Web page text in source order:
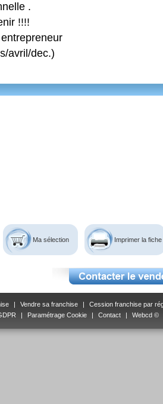
.
!!!!
avril/dec.)
Ma sélection Imprimer la fiche
Vendre sa franchise
Cession franchise par
Paramétrage Cookie Contact Webcd ©